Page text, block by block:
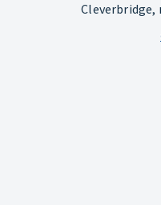
Cleverbridge,